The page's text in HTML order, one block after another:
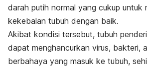
darah putih normal yang cukup untuk
kekebalan tubuh dengan baik.
Akibat kondisi tersebut, tubuh
dapat menghancurkan virus, bakteri,
berbahaya yang masuk ke tubuh,